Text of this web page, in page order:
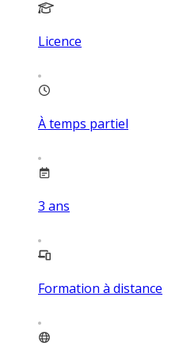
Licence
À temps partiel
3 ans
Formation à distance